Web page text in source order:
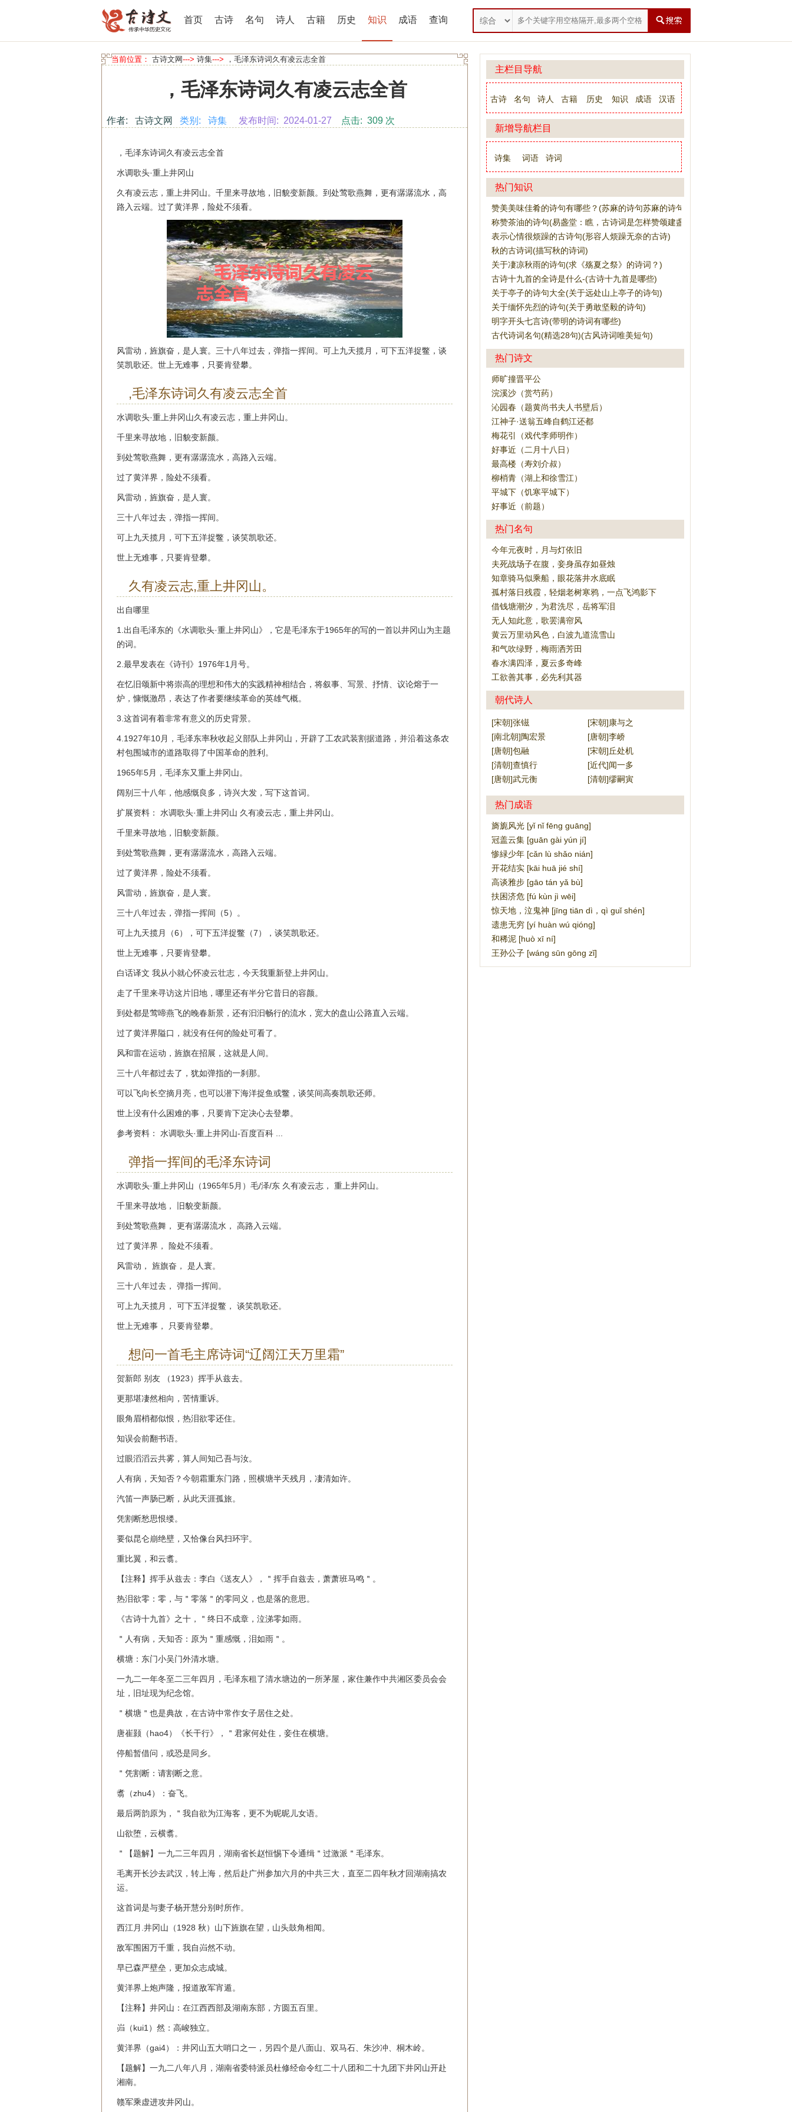
首页 古诗 名句 诗人 古籍 历史 知识 成语 查询
当前位置： 古诗文网---> 诗集---> ，毛泽东诗词久有凌云志全首
，毛泽东诗词久有凌云志全首
作者: 古诗文网 类别: 诗集 发布时间: 2024-01-27 点击: 309 次
，毛泽东诗词久有凌云志全首
水调歌头·重上井冈山
久有凌云志，重上井冈山。千里来寻故地，旧貌变新颜。到处莺歌燕舞，更有潺潺流水，高
路入云端。过了黄洋界，险处不须看。
风雷动，旌旗奋，是人寰。三十八年过去，弹指一挥间。可上九天揽月，可下五洋捉鳖，谈
笑凯歌还。世上无难事，只要肯登攀。
,毛泽东诗词久有凌云志全首
水调歌头·重上井冈山久有凌云志，重上井冈山。
千里来寻故地，旧貌变新颜。
到处莺歌燕舞，更有潺潺流水，高路入云端。
过了黄洋界，险处不须看。
风雷动，旌旗奋，是人寰。
三十八年过去，弹指一挥间。
可上九天揽月，可下五洋捉鳖，谈笑凯歌还。
世上无难事，只要肯登攀。
久有凌云志,重上井冈山。
出自哪里
1.出自毛泽东的《水调歌头·重上井冈山》，它是毛泽东于1965年的写的一首以井冈山为主题
的词。
2.最早发表在《诗刊》1976年1月号。
在忆旧颂新中将崇高的理想和伟大的实践精神相结合，将叙事、写景、抒情、议论熔于一
炉，慷慨激昂，表达了作者要继续革命的英雄气概。
3.这首词有着非常有意义的历史背景。
4.1927年10月，毛泽东率秋收起义部队上井冈山，开辟了工农武装割据道路，并沿着这条农
村包围城市的道路取得了中国革命的胜利。
1965年5月，毛泽东又重上井冈山。
阔别三十八年，他感慨良多，诗兴大发，写下这首词。
扩展资料： 水调歌头·重上井冈山 久有凌云志，重上井冈山。
千里来寻故地，旧貌变新颜。
到处莺歌燕舞，更有潺潺流水，高路入云端。
过了黄洋界，险处不须看。
风雷动，旌旗奋，是人寰。
三十八年过去，弹指一挥间（5）。
可上九天揽月（6），可下五洋捉鳖（7），谈笑凯歌还。
世上无难事，只要肯登攀。
白话译文 我从小就心怀凌云壮志，今天我重新登上井冈山。
走了千里来寻访这片旧地，哪里还有半分它昔日的容颜。
到处都是莺啼燕飞的晚春新景，还有汩汩畅行的流水，宽大的盘山公路直入云端。
过了黄洋界隘口，就没有任何的险处可看了。
风和雷在运动，旌旗在招展，这就是人间。
三十八年都过去了，犹如弹指的一刹那。
可以飞向长空摘月亮，也可以潜下海洋捉鱼或鳖，谈笑间高奏凯歌还师。
世上没有什么困难的事，只要肯下定决心去登攀。
参考资料： 水调歌头·重上井冈山-百度百科 ...
弹指一挥间的毛泽东诗词
水调歌头·重上井冈山（1965年5月）毛/泽/东 久有凌云志， 重上井冈山。
千里来寻故地， 旧貌变新颜。
到处莺歌燕舞， 更有潺潺流水， 高路入云端。
过了黄洋界， 险处不须看。
风雷动， 旌旗奋， 是人寰。
三十八年过去， 弹指一挥间。
可上九天揽月， 可下五洋捉鳖， 谈笑凯歌还。
世上无难事， 只要肯登攀。
想问一首毛主席诗词“辽阔江天万里霜”
贺新郎 别友 （1923）挥手从兹去。
更那堪凄然相向，苦情重诉。
眼角眉梢都似恨，热泪欲零还住。
知误会前翻书语。
过眼滔滔云共雾，算人间知己吾与汝。
人有病，天知否？今朝霜重东门路，照横塘半天残月，凄清如许。
汽笛一声肠已断，从此天涯孤旅。
凭割断愁思恨缕。
要似昆仑崩绝壁，又恰像台风扫环宇。
重比翼，和云翥。
【注释】挥手从兹去：李白《送友人》，＂挥手自兹去，萧萧班马鸣＂。
热泪欲零：零，与＂零落＂的零同义，也是落的意思。
《古诗十九首》之十，＂终日不成章，泣涕零如雨。
＂人有病，天知否：原为＂重感慨，泪如雨＂。
横塘：东门小吴门外清水塘。
一九二一年冬至二三年四月，毛泽东租了清水塘边的一所茅屋，家住兼作中共湘区委员会会
址，旧址现为纪念馆。
＂横塘＂也是典故，在古诗中常作女子居住之处。
唐崔颢（hao4）《长干行》，＂君家何处住，妾住在横塘。
停船暂借问，或恐是同乡。
＂凭割断：请割断之意。
翥（zhu4）：奋飞。
最后两韵原为，＂我自欲为江海客，更不为昵昵儿女语。
山欲堕，云横翥。
＂【题解】一九二三年四月，湖南省长赵恒惕下令通缉＂过激派＂毛泽东。
毛离开长沙去武汉，转上海，然后赴广州参加六月的中共三大，直至二四年秋才回湖南搞农
运。
这首词是与妻子杨开慧分别时所作。
西江月.井冈山（1928 秋）山下旌旗在望，山头鼓角相闻。
敌军围困万千重，我自岿然不动。
早已森严壁垒，更加众志成城。
黄洋界上炮声隆，报道敌军宵遁。
【注释】井冈山：在江西西部及湖南东部，方圆五百里。
岿（kui1）然：高峻独立。
黄洋界（gai4）：井冈山五大哨口之一，另四个是八面山、双马石、朱沙冲、桐木岭。
【题解】一九二八年八月，湖南省委特派员杜修经命令红二十八团和二十九团下井冈山开赴
湘南。
赣军乘虚进攻井冈山。
主栏目导航
古诗 名句 诗人 古籍 历史 知识 成语 汉语
新增导航栏目
诗集 词语 诗词
热门知识
赞美美味佳肴的诗句有哪些？(苏麻的诗句苏麻的诗句是什么)
称赞茶油的诗句(易盏堂：瞧，古诗词是怎样赞颂建盏的)
表示心情很烦躁的古诗句(形容人烦躁无奈的古诗)
秋的古诗词(描写秋的诗词)
关于凄凉秋雨的诗句(求《殇夏之祭》的诗词？)
古诗十九首的全诗是什么-(古诗十九首是哪些)
关于亭子的诗句大全(关于远处山上亭子的诗句)
关于缅怀先烈的诗句(关于勇敢坚毅的诗句)
明字开头七言诗(带明的诗词有哪些)
古代诗词名句(精选28句)(古风诗词唯美短句)
热门诗文
师旷撞晋平公
浣溪沙（赏芍药）
沁园春（题黄尚书夫人书壁后）
江神子·送翁五峰自鹤江还都
梅花引（戏代李师明作）
好事近（二月十八日）
最高楼（寿刘介叔）
柳梢青（湖上和徐雪江）
平城下（饥寒平城下）
好事近（前题）
热门名句
今年元夜时，月与灯依旧
夫死战场子在腹，妾身虽存如昼烛
知章骑马似乘船，眼花落井水底眠
孤村落日残霞，轻烟老树寒鸦，一点飞鸿影下
借钱塘潮汐，为君洗尽，岳将军泪
无人知此意，歌罢满帘风
黄云万里动风色，白波九道流雪山
和气吹绿野，梅雨洒芳田
春水满四泽，夏云多奇峰
工欲善其事，必先利其器
朝代诗人
[宋朝]张镃
[宋朝]康与之
[南北朝]陶宏景
[唐朝]李峤
[唐朝]包融
[宋朝]丘处机
[清朝]查慎行
[近代]闻一多
[唐朝]武元衡
[清朝]缪嗣寅
热门成语
旖旎风光 [yǐ nǐ fēng guāng]
冠盖云集 [guān gài yún jí]
惨緑少年 [cǎn lù shǎo nián]
开花结实 [kāi huā jié shí]
高谈雅步 [gāo tán yǎ bù]
扶困济危 [fú kùn jì wēi]
惊天地，泣鬼神 [jīng tiān dì，qì guǐ shén]
遗患无穷 [yí huàn wú qióng]
和稀泥 [huò xī ní]
王孙公子 [wáng sūn gōng zǐ]